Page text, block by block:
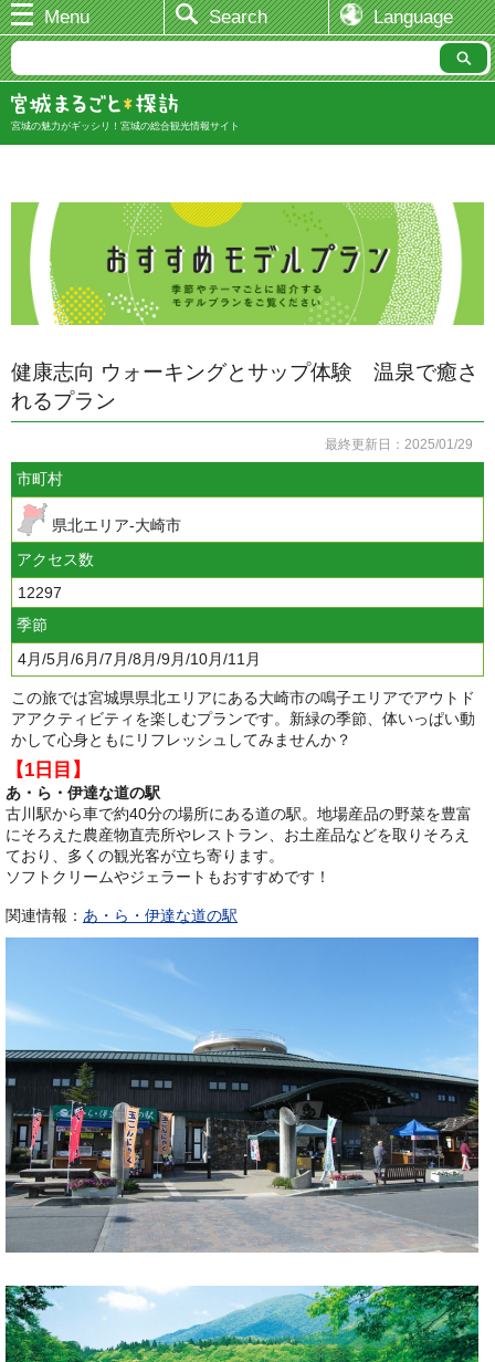
Menu Search Language
宮城の魅力がギッシリ！宮城の総合観光情報サイト
健康志向 ウォーキングとサップ体験 温泉で癒さ
れるプラン
最終更新日：2025/01/29
市町村
県北エリア-大崎市
アクセス数
12297
季節
4月/5月/6月/7月/8月/9月/10月/11月
この旅では宮城県県北エリアにある大崎市の鳴子エリアでアウトド
アアクティビティを楽しむプランです。新緑の季節、体いっぱい動
かして心身ともにリフレッシュしてみませんか？
【1日目】
あ・ら・伊達な道の駅
古川駅から車で約40分の場所にある道の駅。地場産品の野菜を豊富
にそろえた農産物直売所やレストラン、お土産品などを取りそろえ
ており、多くの観光客が立ち寄ります。
ソフトクリームやジェラートもおすすめです！
関連情報： あ・ら・伊達な道の駅